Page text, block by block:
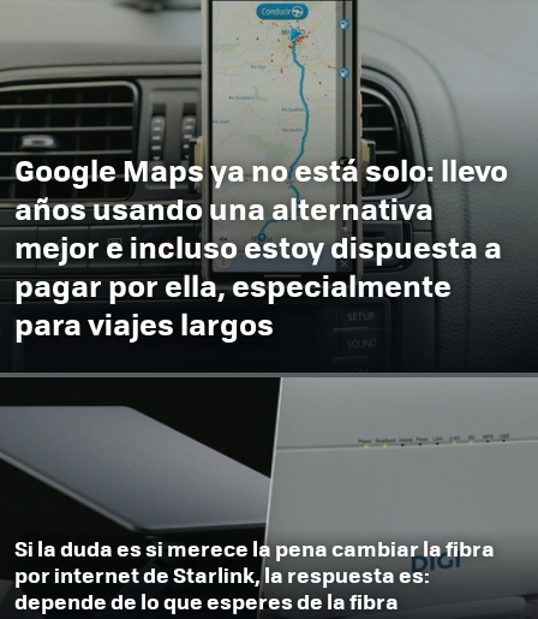
Google Maps ya no está solo: llevo
años usando una alternativa
mejor e incluso estoy dispuesta a
pagar por ella, especialmente
para viajes largos
Si la duda es si merece la pena cambiar la fibra
por internet de Starlink, la respuesta es:
depende de lo que esperes de la fibra